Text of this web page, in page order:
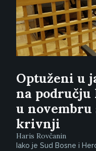
Optuženi u
na području
u novembru
krivnji
Haris Rovčanin
Iako je Sud Bosne i